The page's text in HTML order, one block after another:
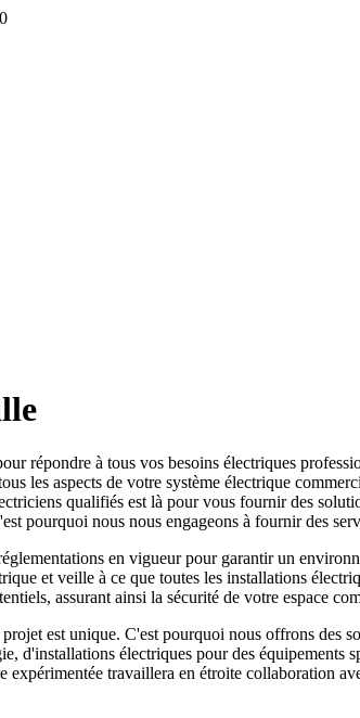
répondre à tous vos besoins électriques
les aspects de votre système électrique
qualifiés est là pour vous fournir des
pourquoi nous nous engageons à fournir des
en vigueur pour garantir un
et veille à ce que toutes les installations
assurant ainsi la sécurité de votre espace
est unique. C'est pourquoi nous offrons des
d'installations électriques pour des
travaillera en étroite collaboration